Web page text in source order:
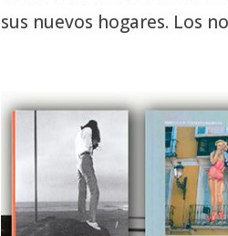
sus nuevos hogares. Los